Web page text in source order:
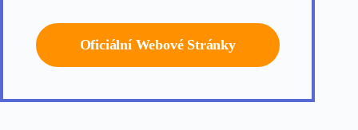
Oficiální Webové Stránky